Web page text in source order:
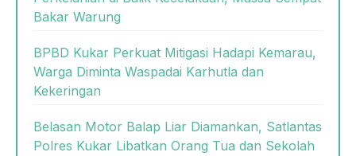
Bakar Warung
BPBD Kukar Perkuat Mitigasi Hadapi Kemarau,
Warga Diminta Waspadai Karhutla dan
Kekeringan
Belasan Motor Balap Liar Diamankan, Satlantas
Polres Kukar Libatkan Orang Tua dan Sekolah